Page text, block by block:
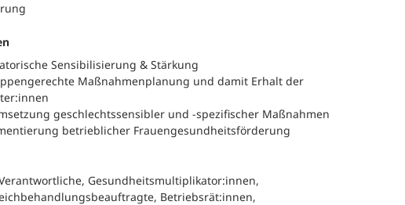
Sensibilisierung & Stärkung
Maßnahmenplanung und damit Erhalt der
geschlechtssensibler und -spezifischer Maßnahmen
betrieblicher Frauengesundheitsförderung
Gesundheitsmultiplikator:innen,
Betriebsrät:innen,